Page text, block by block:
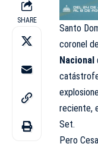
SHARE
Santo
coronel
Nacional
reciente,
Set.
Pero